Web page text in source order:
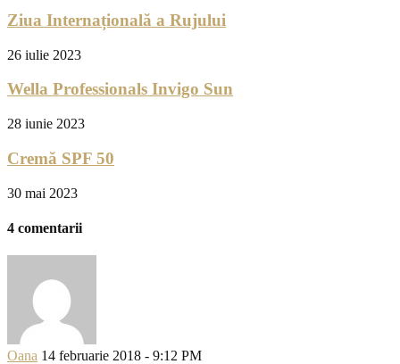
Ziua Internațională a Rujului
26 iulie 2023
Wella Professionals Invigo Sun
28 iunie 2023
Cremă SPF 50
30 mai 2023
4 comentarii
Oana 14 februarie 2018 - 9:12 PM